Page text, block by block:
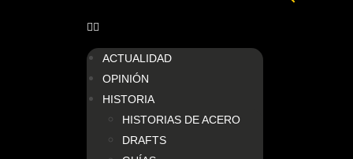
ACTUALIDAD
OPINIÓN
HISTORIA
HISTORIAS DE ACERO
DRAFTS